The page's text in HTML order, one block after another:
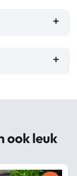
ook leuk